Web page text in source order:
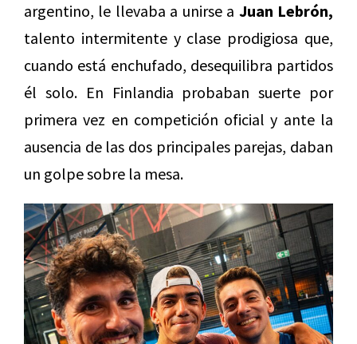
argentino, le llevaba a unirse a Juan Lebrón,
talento intermitente y clase prodigiosa que,
cuando está enchufado, desequilibra partidos
él solo. En Finlandia probaban suerte por
primera vez en competición oficial y ante la
ausencia de las dos principales parejas, daban
un golpe sobre la mesa.